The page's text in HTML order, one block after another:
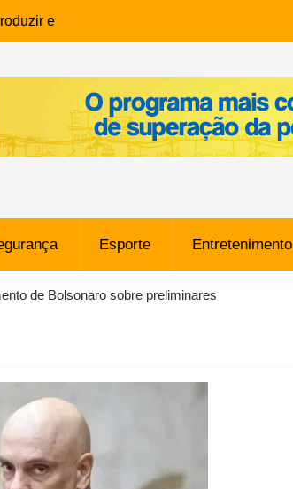
e
ataque
e pode
com a Lua
a Nasa
Esporte Entretenimento
de Bolsonaro sobre preliminares